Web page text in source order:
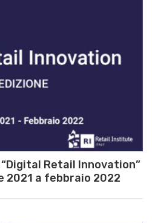
Retail Innovation”
2021 a febbraio 2022